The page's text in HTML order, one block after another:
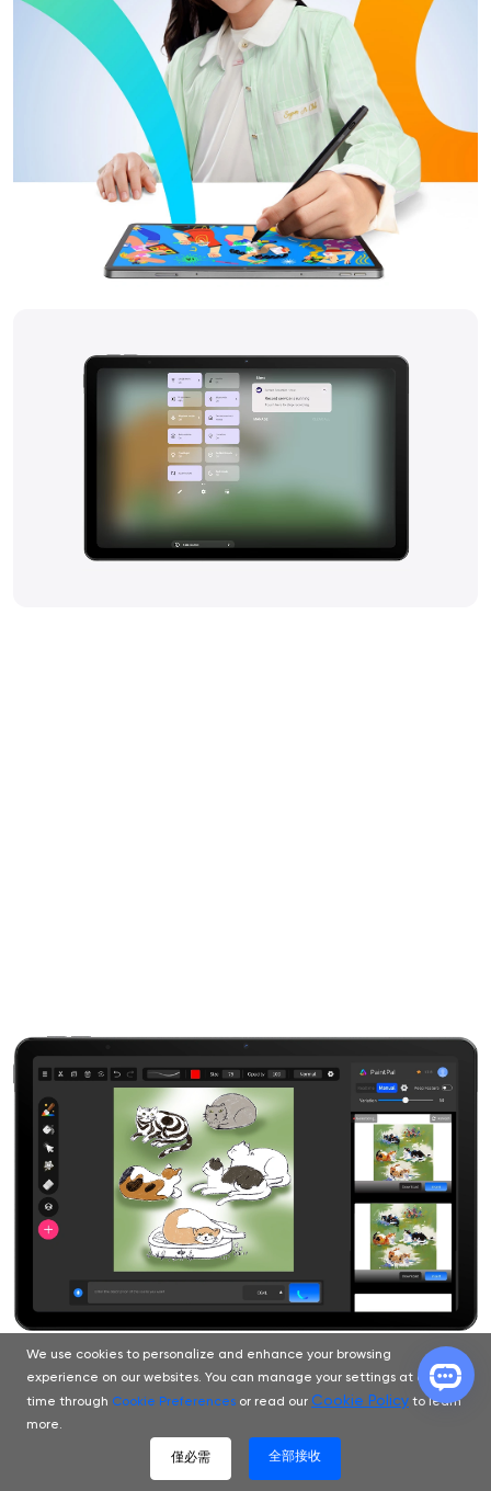
We use cookies to personalize and enhance your browsing
experience on our websites. You can manage your settings at any
time through Cookie Preferences or read our Cookie Policy to learn
more.
僅必需 全部接收